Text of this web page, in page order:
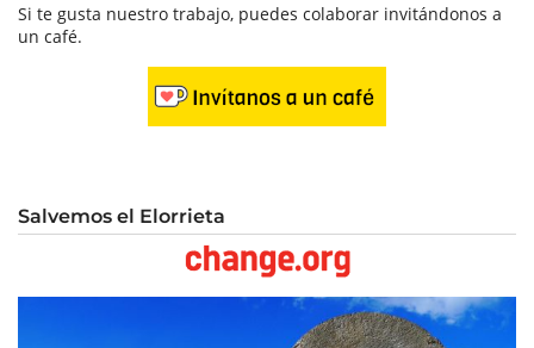
Si te gusta nuestro trabajo, puedes colaborar invitándonos a
un café.
Salvemos el Elorrieta